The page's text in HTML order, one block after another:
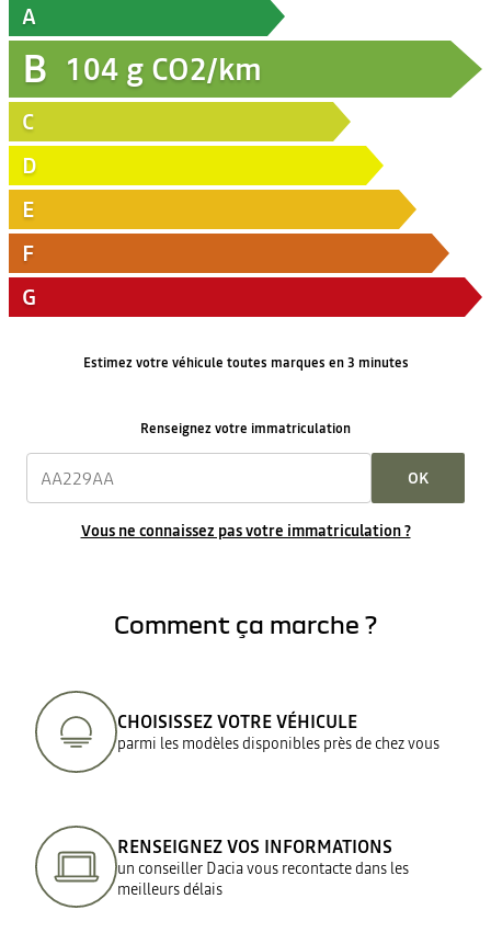
A
B 104 g CO2/km
C
D
E
F
G
Estimez votre véhicule toutes marques en 3 minutes
Renseignez votre immatriculation
OK
Vous ne connaissez pas votre immatriculation ?
Comment ça marche ?
CHOISISSEZ VOTRE VÉHICULE
parmi les modèles disponibles près de chez vous
RENSEIGNEZ VOS INFORMATIONS
un conseiller Dacia vous recontacte dans les
meilleurs délais